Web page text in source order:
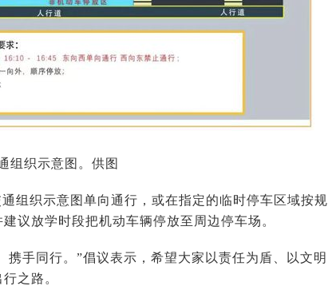
组织示意图。供图
组织示意图单向通行，或在指定的临时停车区域按规
议放学时段把机动车辆停放至周边停车场。
手同行。”倡议表示，希望大家以责任为盾、以文明
之路。